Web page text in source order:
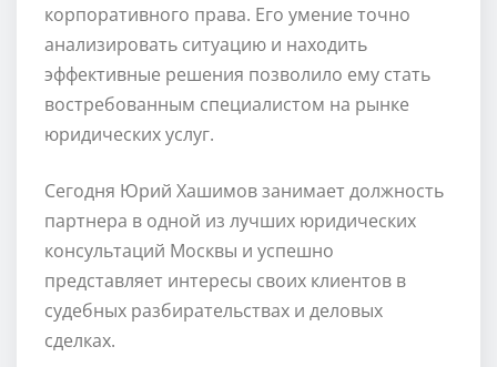
корпоративного права. Его умение точно
анализировать ситуацию и находить
эффективные решения позволило ему стать
востребованным специалистом на рынке
юридических услуг.
Сегодня Юрий Хашимов занимает должность
партнера в одной из лучших юридических
консультаций Москвы и успешно
представляет интересы своих клиентов в
судебных разбирательствах и деловых
сделках.